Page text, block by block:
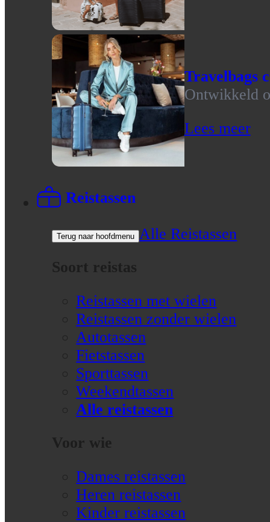
Travelbags
Ontwikkeld
Lees meer
Reistassen
Terug naar hoofdmenu
Alle Reistassen
Soort reistas
Reistassen met wielen
Reistassen zonder wielen
Autotassen
Fietstassen
Sporttassen
Weekendtassen
Alle reistassen
Voor wie
Dames reistassen
Heren reistassen
Kinder reistassen